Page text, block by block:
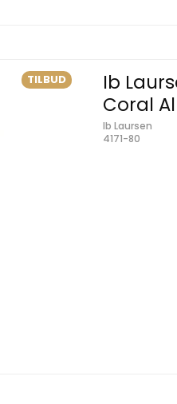
TILBUD
Ib
Coral
Ib Laursen
4171-80